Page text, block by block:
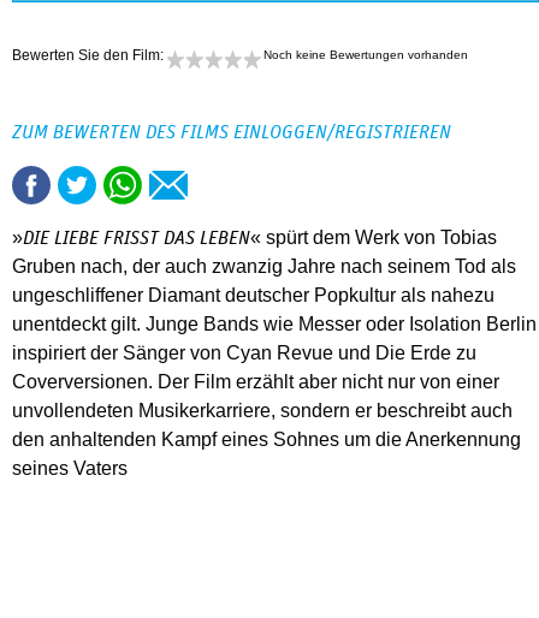
Bewerten Sie den Film: Noch keine Bewertungen vorhanden
ZUM BEWERTEN DES FILMS EINLOGGEN/REGISTRIEREN
»DIE LIEBE FRISST DAS LEBEN« spürt dem Werk von Tobias
Gruben nach, der auch zwanzig Jahre nach seinem Tod als
ungeschliffener Diamant deutscher Popkultur als nahezu
unentdeckt gilt. Junge Bands wie Messer oder Isolation Berlin
inspiriert der Sänger von Cyan Revue und Die Erde zu
Coverversionen. Der Film erzählt aber nicht nur von einer
unvollendeten Musikerkarriere, sondern er beschreibt auch
den anhaltenden Kampf eines Sohnes um die Anerkennung
seines Vaters